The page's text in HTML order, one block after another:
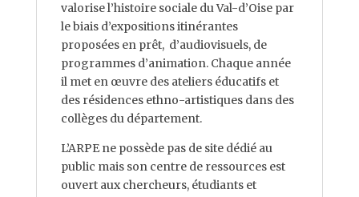
valorise l’histoire sociale du Val-d’Oise par
le biais d’expositions itinérantes
proposées en prêt, d’audiovisuels, de
programmes d’animation. Chaque année
il met en œuvre des ateliers éducatifs et
des résidences ethno-artistiques dans des
collèges du département.
L’ARPE ne possède pas de site dédié au
public mais son centre de ressources est
ouvert aux chercheurs, étudiants et